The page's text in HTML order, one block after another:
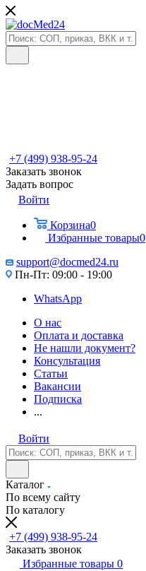
+7 (499) 938-95-24
Заказать звонок
Задать вопрос
Войти
Корзина0
Избранные товары0
support@docmed24.ru
Пн-Пт: 09:00 - 19:00
WhatsApp
О нас
Оплата и доставка
Не нашли документ?
Консультация
Статьи
Вакансии
Подписка
...
Войти
Каталог
По всему сайту
По каталогу
+7 (499) 938-95-24
Заказать звонок
Избранные товары 0